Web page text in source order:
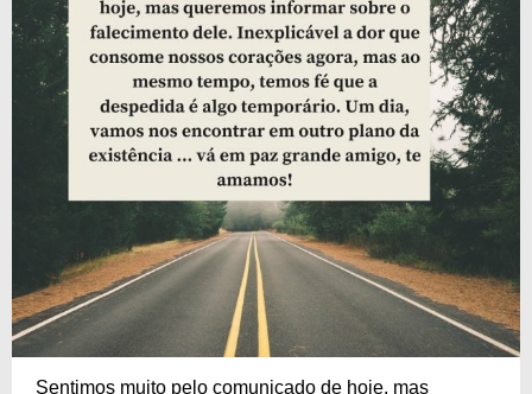
Sentimos muito pelo comunicado de hoje, mas